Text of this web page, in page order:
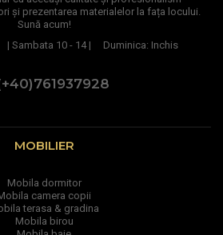
și prezentarea materialelor la fața locului.
Sună acum!
| Sambata 10 - 14 | Duminica: Inchis
MOBILIER
Mobila dormitor
camera copii
terasa & gradina
Mobila birou